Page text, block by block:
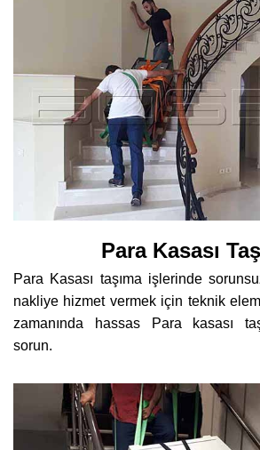
Para Kasası
Para Kasası taşıma işlerinde
nakliye hizmet vermek için teknik
zamanında hassas Para kasası
sorun.